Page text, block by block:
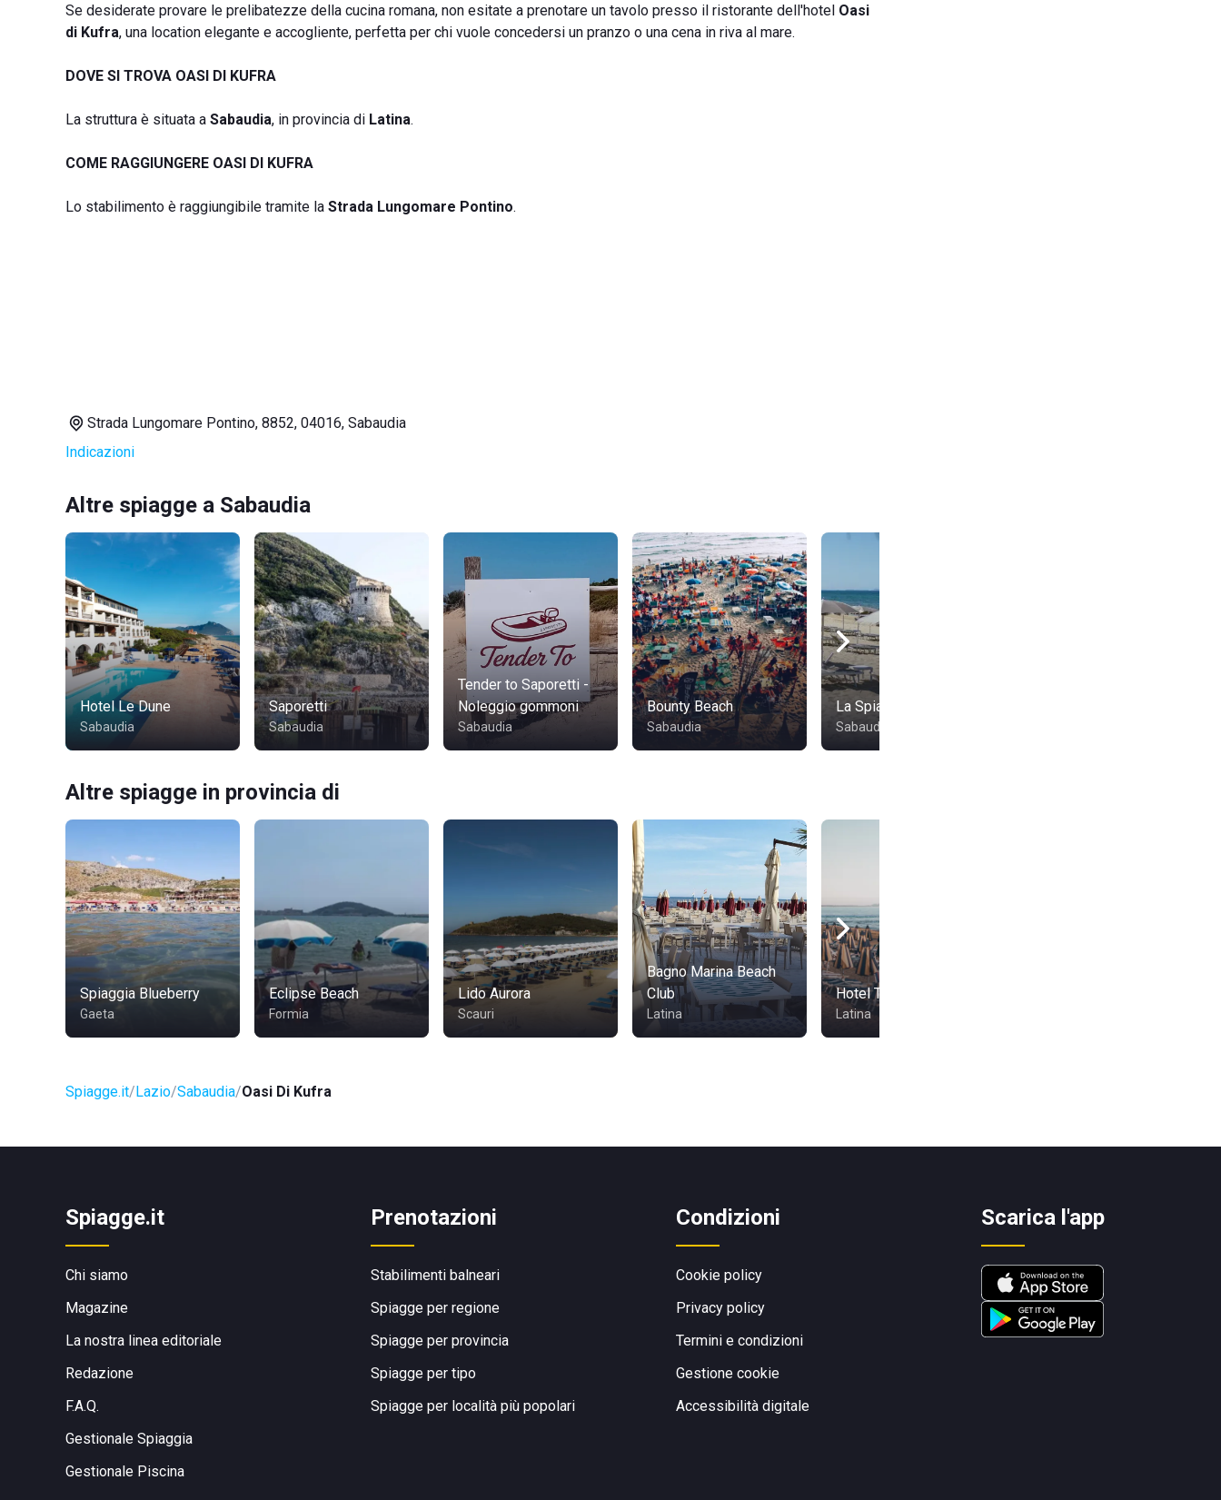
Se desiderate provare le prelibatezze della cucina romana, non esitate a prenotare un tavolo presso il ristorante dell'hotel Oasi
di Kufra, una location elegante e accogliente, perfetta per chi vuole concedersi un pranzo o una cena in riva al mare.
DOVE SI TROVA OASI DI KUFRA
La struttura è situata a Sabaudia, in provincia di Latina.
COME RAGGIUNGERE OASI DI KUFRA
Lo stabilimento è raggiungibile tramite la Strada Lungomare Pontino.
Strada Lungomare Pontino, 8852, 04016, Sabaudia
Indicazioni
Altre spiagge a Sabaudia
Hotel Le Dune
Sabaudia
Saporetti
Sabaudia
Tender to Saporetti -
Noleggio gommoni
Sabaudia
Bounty Beach
Sabaudia
La Spiaggia
Sabaudia
Altre spiagge in provincia di
Spiaggia Blueberry
Gaeta
Eclipse Beach
Formia
Lido Aurora
Scauri
Bagno Marina Beach
Club
Latina
Hotel Tirreno
Latina
Spiagge.it Lazio Sabaudia Oasi Di Kufra
Spiagge.it
Chi siamo
Magazine
La nostra linea editoriale
Redazione
F.A.Q.
Gestionale Spiaggia
Gestionale Piscina
Prenotazioni
Stabilimenti balneari
Spiagge per regione
Spiagge per provincia
Spiagge per tipo
Spiagge per località più popolari
Condizioni
Cookie policy
Privacy policy
Termini e condizioni
Gestione cookie
Accessibilità digitale
Scarica l'app